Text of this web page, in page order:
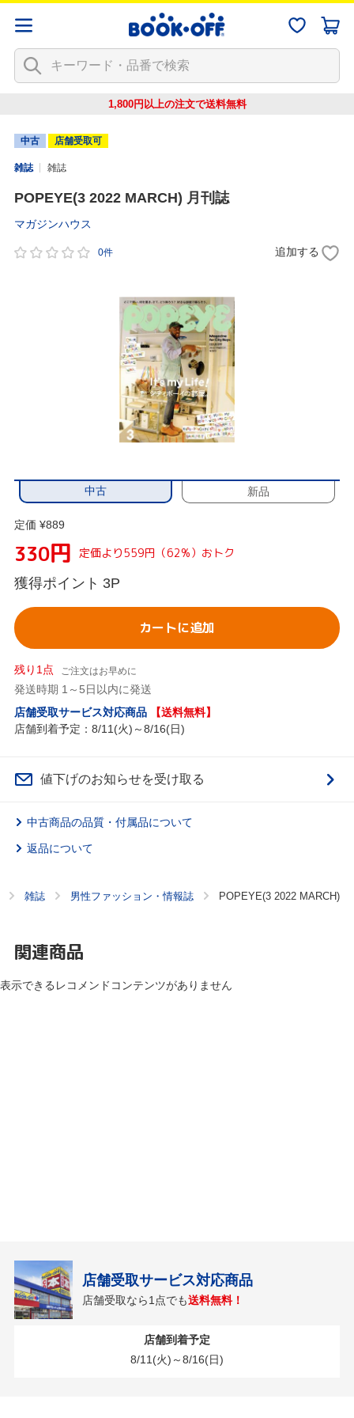
1,800円以上の注文で送料無料
中古 店舗受取可
雑誌 雑誌
POPEYE(3 2022 MARCH) 月刊誌
マガジンハウス
0件 追加する
中古 新品
定価 ¥889
330円 定価より559円（62%）おトク
獲得ポイント 3P
カートに追加
残り1点 ご注文はお早めに
発送時期 1～5日以内に発送
店舗受取サービス対応商品
【送料無料】
店舗到着予定：8/11(火)～8/16(日)
値下げのお知らせを受け取る
中古商品の品質・付属品について
返品について
雑誌 男性ファッション・情報誌 POPEYE(3 2022 MARCH)
関連商品
表示できるレコメンドコンテンツがありません
店舗受取サービス対応商品
店舗受取なら1点でも送料無料！
店舗到着予定
8/11(火)～8/16(日)